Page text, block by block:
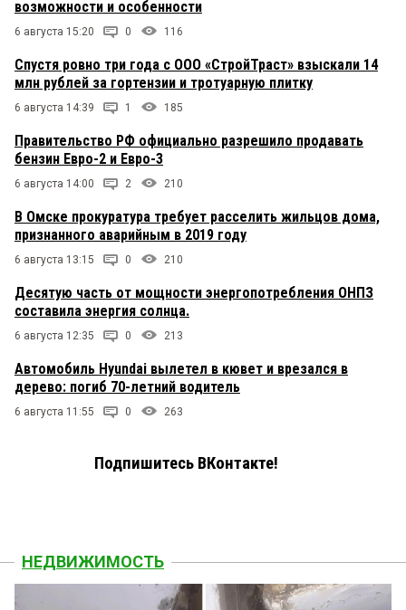
возможности и особенности
6 августа 15:20 0 116
Спустя ровно три года с ООО «СтройТраст» взыскали 14
млн рублей за гортензии и тротуарную плитку
6 августа 14:39 1 185
Правительство РФ официально разрешило продавать
бензин Евро-2 и Евро-3
6 августа 14:00 2 210
В Омске прокуратура требует расселить жильцов дома,
признанного аварийным в 2019 году
6 августа 13:15 0 210
Десятую часть от мощности энергопотребления ОНПЗ
составила энергия солнца.
6 августа 12:35 0 213
Автомобиль Hyundai вылетел в кювет и врезался в
дерево: погиб 70-летний водитель
6 августа 11:55 0 263
Подпишитесь ВКонтакте!
НЕДВИЖИМОСТЬ